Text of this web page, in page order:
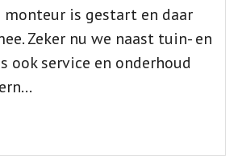
monteur is gestart en daar
Zeker nu we naast tuin- en
ook service en onderhoud